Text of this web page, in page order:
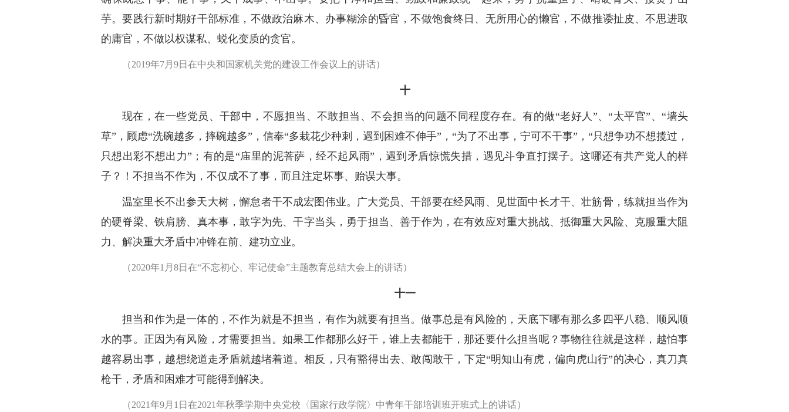
芋。要践行新时期好干部标准，不做政治麻木、办事糊涂的昏官，不做饱食终日、无所用心的懒官，不做推诿扯皮、不思进取
的庸官，不做以权谋私、蜕化变质的贪官。
（2019年7月9日在中央和国家机关党的建设工作会议上的讲话）
十
现在，在一些党员、干部中，不愿担当、不敢担当、不会担当的问题不同程度存在。有的做“老好人”、“太平官”、“墙头
草”，顾虑“洗碗越多，摔碗越多”，信奉“多栽花少种刺，遇到困难不伸手”，“为了不出事，宁可不干事”，“只想争功不想揽过，
只想出彩不想出力”；有的是“庙里的泥菩萨，经不起风雨”，遇到矛盾惊慌失措，遇见斗争直打摆子。这哪还有共产党人的样
子？！不担当不作为，不仅成不了事，而且注定坏事、贻误大事。
温室里长不出参天大树，懈怠者干不成宏图伟业。广大党员、干部要在经风雨、见世面中长才干、壮筋骨，练就担当作为
的硬脊梁、铁肩膀、真本事，敢字为先、干字当头，勇于担当、善于作为，在有效应对重大挑战、抵御重大风险、克服重大阻
力、解决重大矛盾中冲锋在前、建功立业。
（2020年1月8日在“不忘初心、牢记使命”主题教育总结大会上的讲话）
十一
担当和作为是一体的，不作为就是不担当，有作为就要有担当。做事总是有风险的，天底下哪有那么多四平八稳、顺风顺
水的事。正因为有风险，才需要担当。如果工作都那么好干，谁上去都能干，那还要什么担当呢？事物往往就是这样，越怕事
越容易出事，越想绕道走矛盾就越堵着道。相反，只有豁得出去、敢闯敢干，下定“明知山有虎，偏向虎山行”的决心，真刀真
枪干，矛盾和困难才可能得到解决。
（2021年9月1日在2021年秋季学期中央党校〈国家行政学院〉中青年干部培训班开班式上的讲话）